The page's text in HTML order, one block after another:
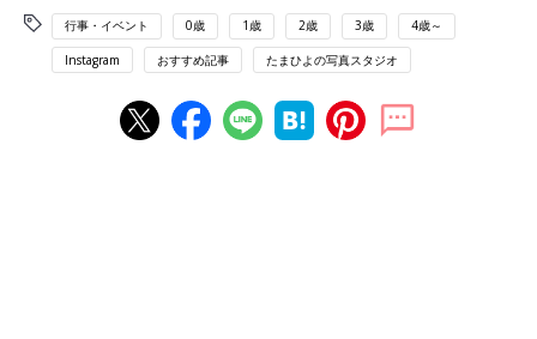
行事・イベント 0歳 1歳 2歳 3歳 4歳～
Instagram おすすめ記事 たまひよの写真スタジオ